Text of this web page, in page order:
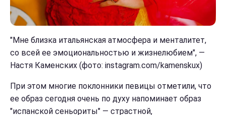
"Мне близка итальянская атмосфера и менталитет,
со всей ее эмоциональностью и жизнелюбием", —
Настя Каменских (фото: instagram.com/kamenskux)
При этом многие поклонники певицы отметили, что
ее образ сегодня очень по духу напоминает образ
"испанской сеньориты" — страстной,